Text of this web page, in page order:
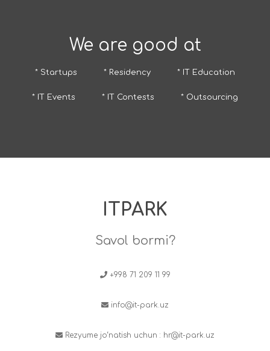
We are good at
* Startups * Residency * IT Education
* IT Events * IT Contests * Outsourcing
ITPARK
Savol bormi?
+998 71 209 11 99
info@it-park.uz
Rezyume jo‘natish uchun : hr@it-park.uz